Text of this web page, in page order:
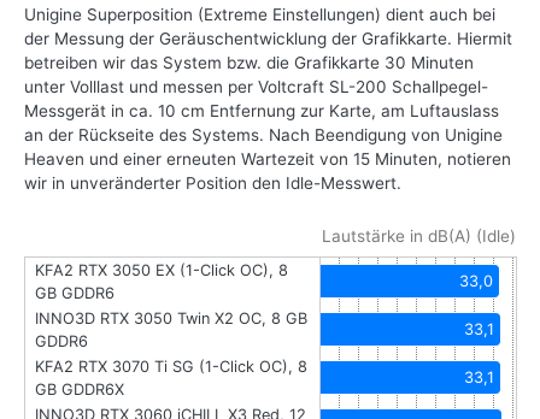
Unigine Superposition (Extreme Einstellungen) dient auch bei
der Messung der Geräuschentwicklung der Grafikkarte. Hiermit
betreiben wir das System bzw. die Grafikkarte 30 Minuten
unter Volllast und messen per Voltcraft SL-200 Schallpegel-
Messgerät in ca. 10 cm Entfernung zur Karte, am Luftauslass
an der Rückseite des Systems. Nach Beendigung von Unigine
Heaven und einer erneuten Wartezeit von 15 Minuten, notieren
wir in unveränderter Position den Idle-Messwert.
Lautstärke in dB(A) (Idle)
KFA2 RTX 3050 EX (1-Click OC), 8
GB GDDR6
33,0
INNO3D RTX 3050 Twin X2 OC, 8 GB
GDDR6
33,1
KFA2 RTX 3070 Ti SG (1-Click OC), 8
GB GDDR6X
33,1
INNO3D RTX 3060 iCHILL X3 Red, 12